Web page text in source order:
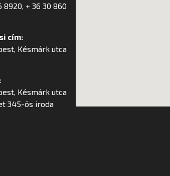
8920, + 36 30 860
cím:
Késmárk utca
Késmárk utca
345-ös iroda